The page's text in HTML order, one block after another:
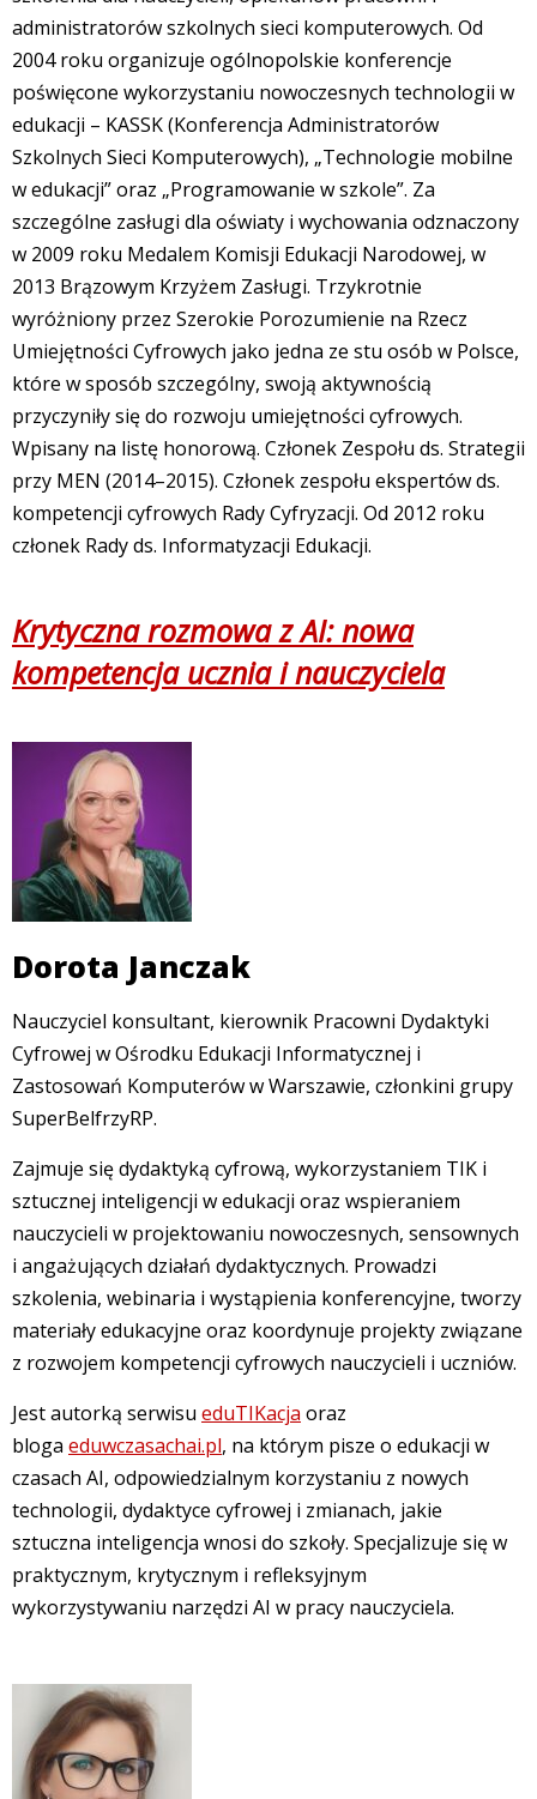
administratorów szkolnych sieci komputerowych. Od
2004 roku organizuje ogólnopolskie konferencje
poświęcone wykorzystaniu nowoczesnych technologii w
edukacji – KASSK (Konferencja Administratorów
Szkolnych Sieci Komputerowych), „Technologie mobilne
w edukacji” oraz „Programowanie w szkole”. Za
szczególne zasługi dla oświaty i wychowania odznaczony
w 2009 roku Medalem Komisji Edukacji Narodowej, w
2013 Brązowym Krzyżem Zasługi. Trzykrotnie
wyróżniony przez Szerokie Porozumienie na Rzecz
Umiejętności Cyfrowych jako jedna ze stu osób w Polsce,
które w sposób szczególny, swoją aktywnością
przyczyniły się do rozwoju umiejętności cyfrowych.
Wpisany na listę honorową. Członek Zespołu ds. Strategii
przy MEN (2014–2015). Członek zespołu ekspertów ds.
kompetencji cyfrowych Rady Cyfryzacji. Od 2012 roku
członek Rady ds. Informatyzacji Edukacji.
Krytyczna rozmowa z AI: nowa
kompetencja ucznia i nauczyciela
Dorota Janczak
Nauczyciel konsultant, kierownik Pracowni Dydaktyki
Cyfrowej w Ośrodku Edukacji Informatycznej i
Zastosowań Komputerów w Warszawie, członkini grupy
SuperBelfrzyRP.
Zajmuje się dydaktyką cyfrową, wykorzystaniem TIK i
sztucznej inteligencji w edukacji oraz wspieraniem
nauczycieli w projektowaniu nowoczesnych, sensownych
i angażujących działań dydaktycznych. Prowadzi
szkolenia, webinaria i wystąpienia konferencyjne, tworzy
materiały edukacyjne oraz koordynuje projekty związane
z rozwojem kompetencji cyfrowych nauczycieli i uczniów.
Jest autorką serwisu eduTIKacja oraz
bloga eduwczasachai.pl, na którym pisze o edukacji w
czasach AI, odpowiedzialnym korzystaniu z nowych
technologii, dydaktyce cyfrowej i zmianach, jakie
sztuczna inteligencja wnosi do szkoły. Specjalizuje się w
praktycznym, krytycznym i refleksyjnym
wykorzystywaniu narzędzi AI w pracy nauczyciela.